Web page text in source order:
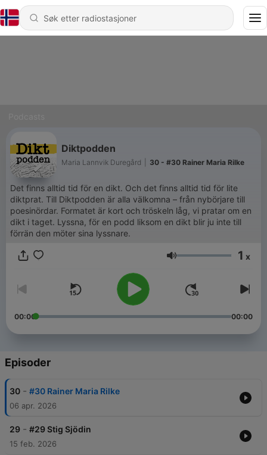
Diktpodden
Maria Lannvik Duregård 30 - #30 Rainer Maria Rilke
Det finns alltid tid för en dikt. Och det finns alltid tid för lite
diktprat. Till Diktpodden är alla välkomna – från nybörjare till
poesinördar. Formatet är kort och tröskeln låg, vi pratar om en
dikt i taget. Lyssna, för en podd liksom en dikt blir ju inte till
förrän den möter sina lyssnare.
Volum 1 x
00:00 00:00
Episoder
30 - #30 Rainer Maria Rilke
06 apr. 2026
29 - #29 Stig Sjödin
15 feb. 2026